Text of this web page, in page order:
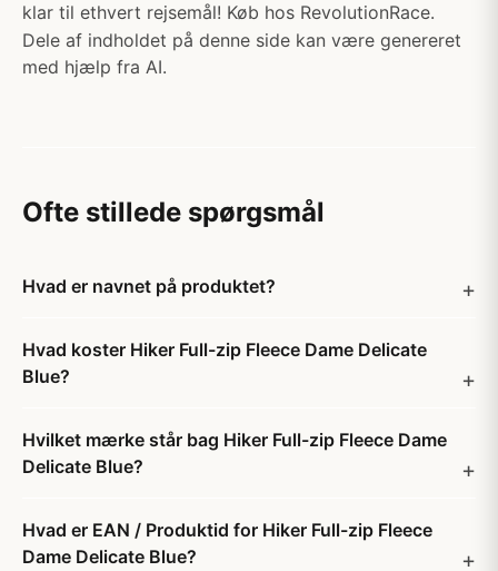
klar til ethvert rejsemål! Køb hos RevolutionRace.
Dele af indholdet på denne side kan være genereret
med hjælp fra AI.
Ofte stillede spørgsmål
Hvad er navnet på produktet?
Hvad koster Hiker Full-zip Fleece Dame Delicate
Blue?
Hvilket mærke står bag Hiker Full-zip Fleece Dame
Delicate Blue?
Hvad er EAN / Produktid for Hiker Full-zip Fleece
Dame Delicate Blue?